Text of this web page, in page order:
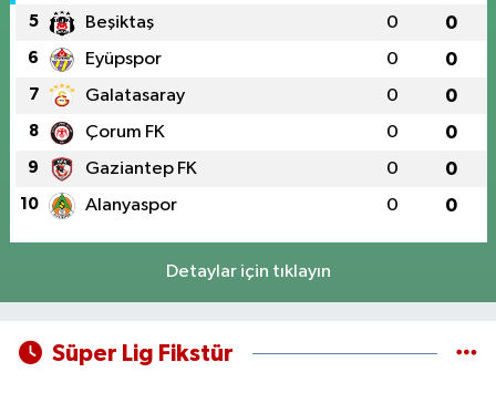
5 Beşiktaş 0 0
6 Eyüpspor 0 0
7 Galatasaray 0 0
8 Çorum FK 0 0
9 Gaziantep FK 0 0
10 Alanyaspor 0 0
Detaylar için tıklayın
Süper Lig Fikstür